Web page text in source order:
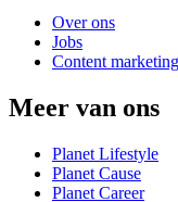
Over ons
Jobs
Content marketing
Meer van ons
Planet Lifestyle
Planet Cause
Planet Career